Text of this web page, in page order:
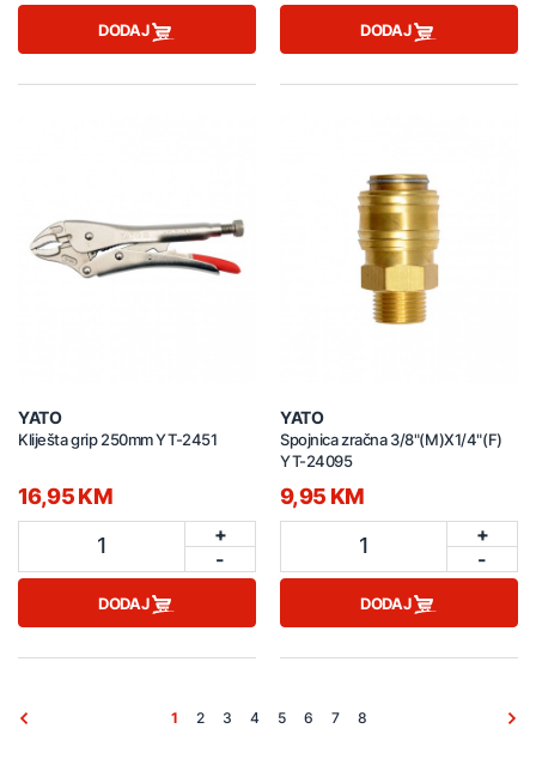
DODAJ DODAJ
YATO
Kliješta grip 250mm YT-2451
16,95 KM
1
+
-
DODAJ
YATO
Spojnica zračna 3/8"(M)X1/4"(F)
YT-24095
9,95 KM
1
+
-
DODAJ
1 2 3 4 5 6 7 8